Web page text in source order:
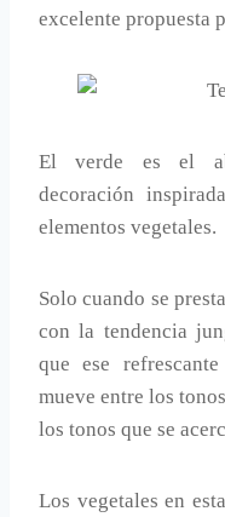
excelente propuesta
El verde es el
decoración
elementos vegetales.
Solo cuando se
con la tendencia
que ese
mueve entre los
los tonos que se
Los vegetales en